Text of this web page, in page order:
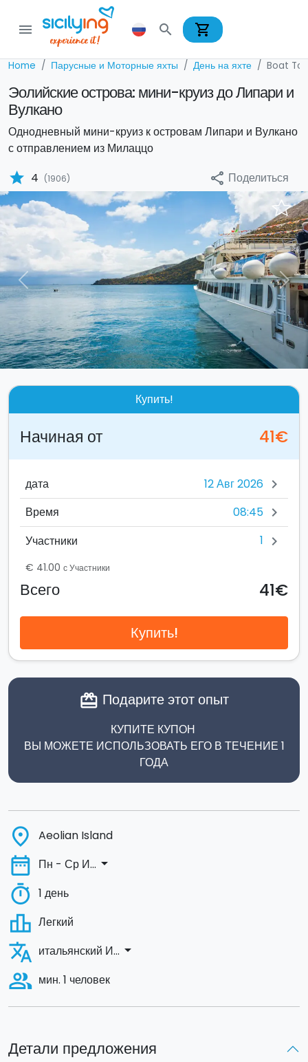
menu search shopping_cart
Home Парусные и Моторные яхты День на яхте Boat
Эолийские острова: мини-круиз до Липари и
Вулкано
Однодневный мини-круиз к островам Липари и Вулкано
с отправлением из Милаццо
star 4 (1906) share Поделиться
Previous Next
Детали предложения
Купить!
Начиная от 41€
дата chevron_right
Время 08:45 chevron_right
Участники 1 chevron_right
€ 41.00 с Участники
Всего 41€
Купить!
card_giftcard Подарите этот опыт
КУПИТЕ КУПОН
ВЫ МОЖЕТЕ ИСПОЛЬЗОВАТЬ ЕГО В ТЕЧЕНИЕ 1
ГОДА
place Aeolian Island
date_range Пн - Ср И... arrow_drop_down
timer 1 день
leaderboard Легкий
translate итальянский И... arrow_drop_down
people_alt мин. 1 человек